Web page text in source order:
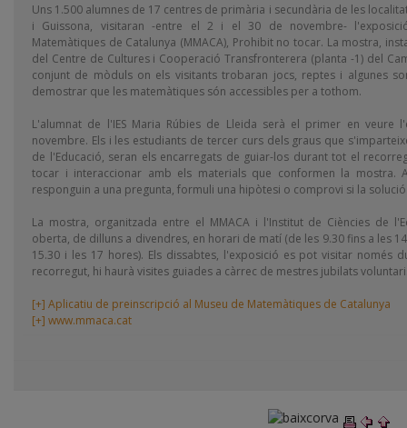
Uns 1.500 alumnes de 17 centres de primària i secundària de les
i Guissona, visitaran -entre el 2 i el 30 de novembre-
Matemàtiques de Catalunya (MMACA), Prohibit no tocar. La mostra,
del Centre de Cultures i Cooperació Transfronterera (planta -1) del
conjunt de mòduls on els visitants trobaran jocs, reptes i algunes
demostrar que les matemàtiques són accessibles per a tothom.
L'alumnat de l'IES Maria Rúbies de Lleida serà el primer en veure
novembre. Els i les estudiants de tercer curs dels graus que
de l'Educació, seran els encarregats de guiar-los durant tot el
tocar i interaccionar amb els materials que conformen la mostra.
responguin a una pregunta, formuli una hipòtesi o comprovi si la
La mostra, organitzada entre el MMACA i l'Institut de Ciències de
oberta, de dilluns a divendres, en horari de matí (de les 9.30 fins a les
15.30 i les 17 hores). Els dissabtes, l'exposició es pot visitar només
recorregut, hi haurà visites guiades a càrrec de mestres jubilats
[+] Aplicatiu de preinscripció al Museu de Matemàtiques de Catalunya
[+] www.mmaca.cat